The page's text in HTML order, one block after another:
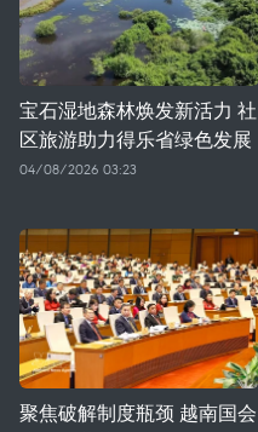
宝石湿地森林焕发新活力 社
区旅游助力得乐省绿色发展
04/08/2026 03:23
聚焦破解制度瓶颈 越南国会